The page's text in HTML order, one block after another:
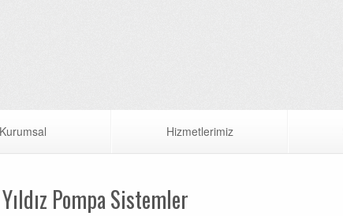
Kurumsal Hizmetlerimiz
Yıldız Pompa Sistemler